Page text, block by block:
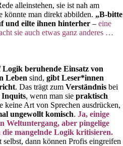
alleinstehen, sie ist nah am
könnte man direkt abbilden. „B-bitte
und eilte ihnen hinterher –eine
sie auch etwas ganz anderes …
Logik beruhende Einsatz von
Leben sind,gibt Leser*innen
. Das trägt zumVerständnis bei
Inquits, wenn man siepraktisch
keine Art von Sprechen ausdrücken,
ungewollt komisch.Ja, einige
Weltuntergang, aber pingelige
mangelnde Logik kritisieren.
dann können Profis eingreifen